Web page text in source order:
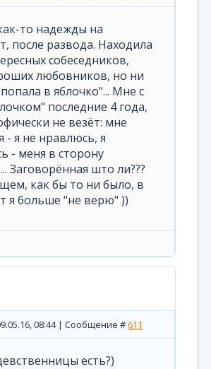
то надежды на
после развода. Находила
собеседников,
любовников, но ни
в яблочко"... Мне с
последние 4 года,
не везёт: мне
- я не нравлюсь, я
- меня в сторону
Заговорённая што ли???
как бы то ни было, в
я больше "не верю" ))
08:44 | Сообщение #611
есть?)